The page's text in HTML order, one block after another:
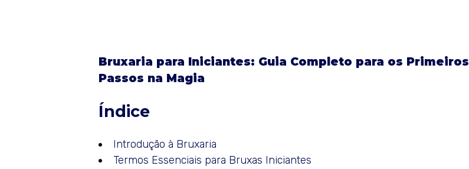
Bruxaria para Iniciantes: Guia Completo para os Primeiros
Passos na Magia
Índice
Introdução à Bruxaria
Termos Essenciais para Bruxas Iniciantes